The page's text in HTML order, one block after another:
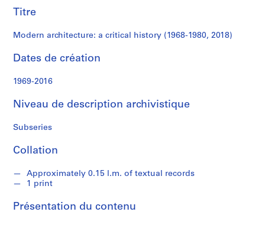
F
r
a
p
o
S
r
e
(
)
1980,
2018)
Titre
Modern architecture: a critical history (1968-1980, 2018)
Dates de création
1969-2016
Niveau de description archivistique
Subseries
Collation
Approximately 0.15 l.m. of textual records
1 print
Présentation du contenu